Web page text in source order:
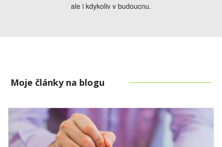
ale i kdykoliv v budoucnu.
Moje články na blogu